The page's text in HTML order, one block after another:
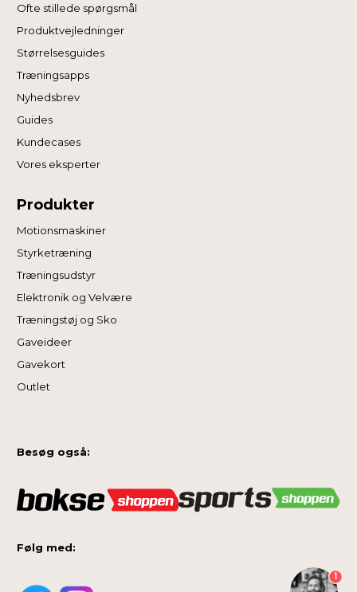
Ofte stillede spørgsmål
Produktvejledninger
Størrelsesguides
Træningsapps
Nyhedsbrev
Guides
Kundecases
Vores eksperter
Produkter
Motionsmaskiner
Styrketræning
Træningsudstyr
Elektronik og Velvære
Træningstøj og Sko
Gaveideer
Gavekort
Outlet
Besøg også:
Følg med:
1